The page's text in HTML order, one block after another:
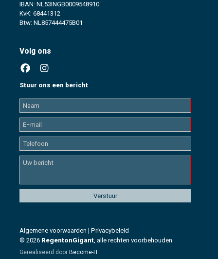
IBAN: NL53INGB0009548910
KvK: 68441312
Btw: NL857444475B01
Volg ons
Stuur ons een bericht
Algemene voorwaarden | Privacybeleid
© 2026 RegentonGigant, alle rechten voorbehouden
Gerealiseerd door Become-IT